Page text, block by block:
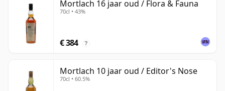
Mortlach 16 jaar oud / Flora & Fauna
70cl • 43%
€ 384 ?
Mortlach 10 jaar oud / Editor's Nose
70cl • 60.5%